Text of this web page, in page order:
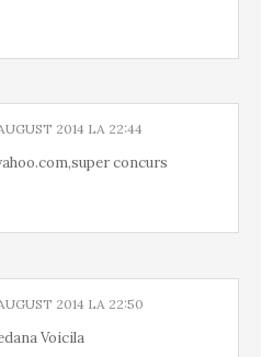
2014 LA 22:44
concurs
2014 LA 22:50
Voicila